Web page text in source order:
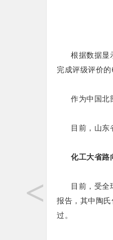
根据数据显
完成评级评价
作为中国北
目前，山东
化工大省路
目前，受全
报告，其中陶
过。
<